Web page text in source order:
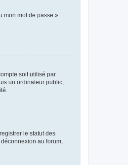
mon mot de passe ».
soit utilisé par
un ordinateur public,
le statut des
au forum,